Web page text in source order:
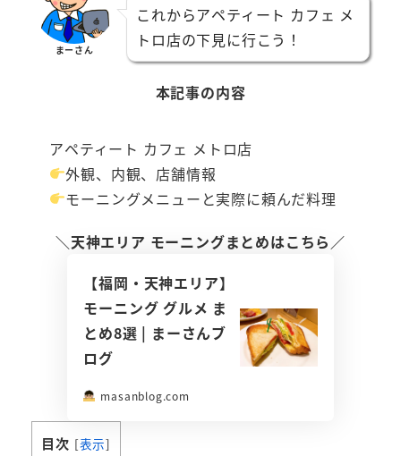
まーさん
これからアペティート カフェ メ
トロ店の下見に行こう！
本記事の内容
アペティート カフェ メトロ店
外観、内観、店舗情報
モーニングメニューと実際に頼んだ料理
＼天神エリア モーニングまとめはこちら／
【福岡・天神エリア】
モーニング グルメ ま
とめ8選 | まーさんブ
ログ
masanblog.com
目次 [表示]